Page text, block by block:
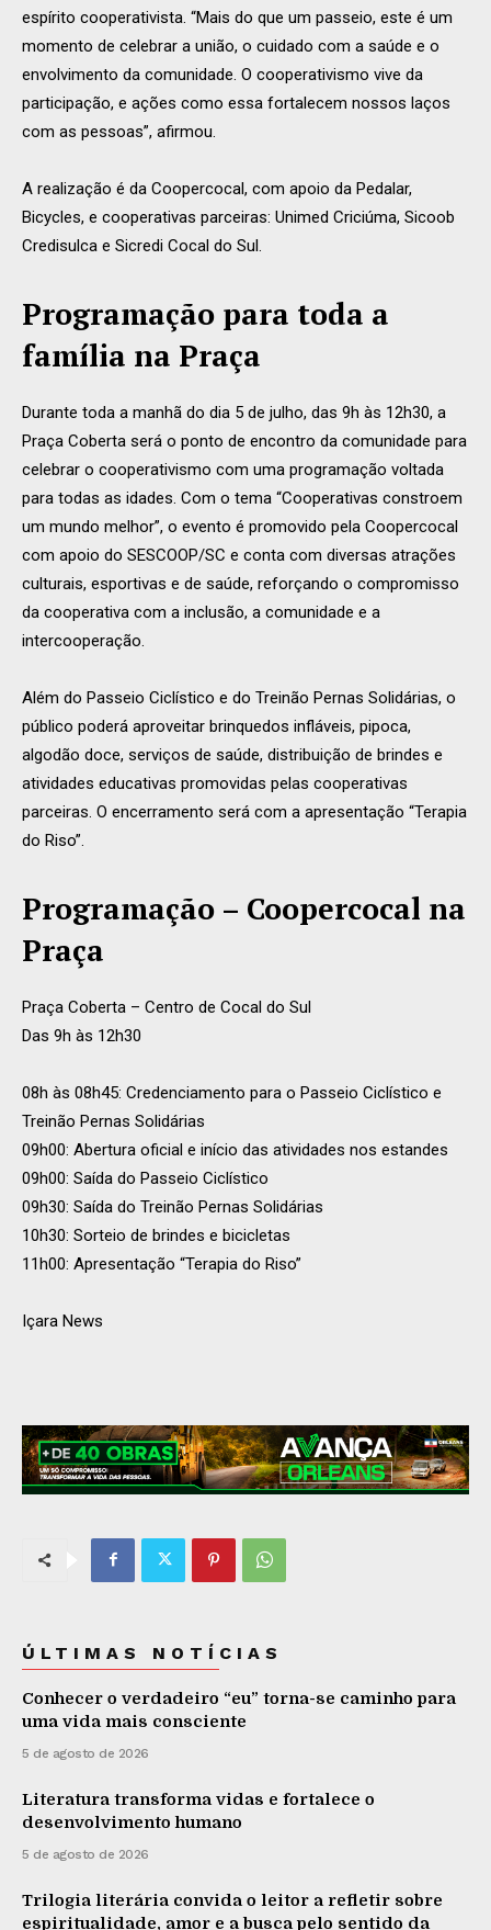
espírito cooperativista. “Mais do que um passeio, este é um
momento de celebrar a união, o cuidado com a saúde e o
envolvimento da comunidade. O cooperativismo vive da
participação, e ações como essa fortalecem nossos laços
com as pessoas”, afirmou.
A realização é da Coopercocal, com apoio da Pedalar,
Bicycles, e cooperativas parceiras: Unimed Criciúma, Sicoob
Credisulca e Sicredi Cocal do Sul.
Programação para toda a
família na Praça
Durante toda a manhã do dia 5 de julho, das 9h às 12h30, a
Praça Coberta será o ponto de encontro da comunidade para
celebrar o cooperativismo com uma programação voltada
para todas as idades. Com o tema “Cooperativas constroem
um mundo melhor”, o evento é promovido pela Coopercocal
com apoio do SESCOOP/SC e conta com diversas atrações
culturais, esportivas e de saúde, reforçando o compromisso
da cooperativa com a inclusão, a comunidade e a
intercooperação.
Além do Passeio Ciclístico e do Treinão Pernas Solidárias, o
público poderá aproveitar brinquedos infláveis, pipoca,
algodão doce, serviços de saúde, distribuição de brindes e
atividades educativas promovidas pelas cooperativas
parceiras. O encerramento será com a apresentação “Terapia
do Riso”.
Programação – Coopercocal na
Praça
Praça Coberta – Centro de Cocal do Sul
Das 9h às 12h30
08h às 08h45: Credenciamento para o Passeio Ciclístico e
Treinão Pernas Solidárias
09h00: Abertura oficial e início das atividades nos estandes
09h00: Saída do Passeio Ciclístico
09h30: Saída do Treinão Pernas Solidárias
10h30: Sorteio de brindes e bicicletas
11h00: Apresentação “Terapia do Riso”
Içara News
ÚLTIMAS NOTÍCIAS
Conhecer o verdadeiro “eu” torna-se caminho para
uma vida mais consciente
5 de agosto de 2026
Literatura transforma vidas e fortalece o
desenvolvimento humano
5 de agosto de 2026
Trilogia literária convida o leitor a refletir sobre
espiritualidade, amor e a busca pelo sentido da